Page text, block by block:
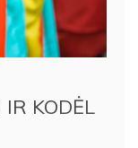
KODĖL